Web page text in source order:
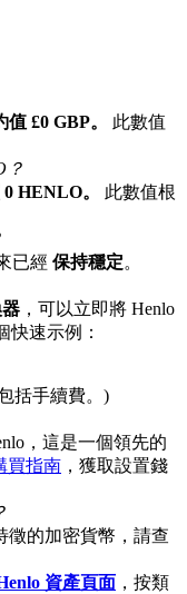
£0 GBP。
此數值
？
HENLO。
此數值根
已經 保持穩定。
，可以立即將 Henlo
快速示例：
括手續費。)
，這是一個領先的
買指南 ，獲取設置錢
徵的加密貨幣，請查
資產頁面 ，按類